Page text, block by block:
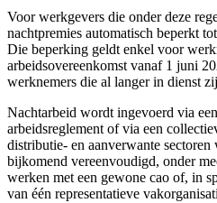
Voor werkgevers die onder deze
nachtpremies automatisch beperkt
Die beperking geldt enkel voor
arbeidsovereenkomst vanaf 1 juni
werknemers die al langer in dienst
Nachtarbeid wordt ingevoerd via
arbeidsreglement of via een
distributie- en aanverwante
bijkomend vereenvoudigd, onder
werken met een gewone cao of, in
van één representatieve